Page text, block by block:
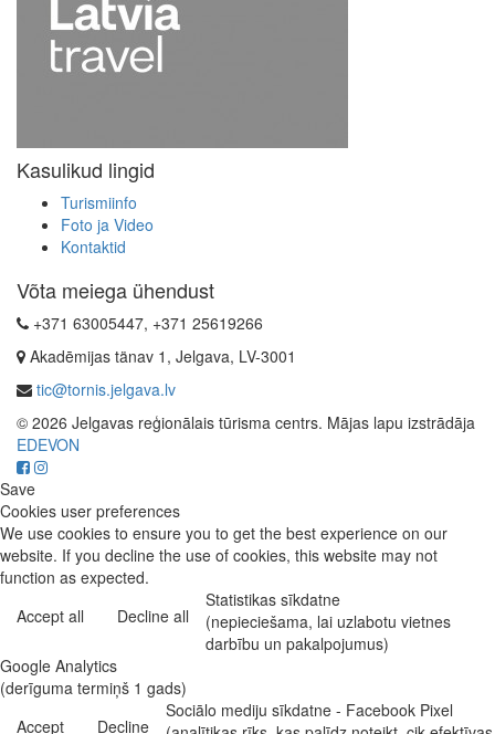
Kasulikud lingid
Turismiinfo
Foto ja Video
Kontaktid
Võta meiega ühendust
+371 63005447, +371 25619266
Akadēmijas tänav 1, Jelgava, LV-3001
tic@tornis.jelgava.lv
© 2026 Jelgavas reģionālais tūrisma centrs. Mājas lapu izstrādāja
EDEVON
Save
Cookies user preferences
We use cookies to ensure you to get the best experience on our
website. If you decline the use of cookies, this website may not
function as expected.
Accept all
Decline all
Statistikas sīkdatne
(nepieciešama, lai uzlabotu vietnes
darbību un pakalpojumus)
Google Analytics
(derīguma termiņš 1 gads)
Accept
Decline
Sociālo mediju sīkdatne - Facebook Pixel